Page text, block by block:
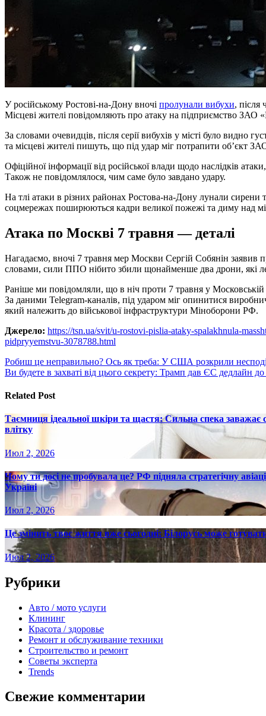
У російському Ростові-на-Дону вночі пролунали вибухи, після
Місцеві жителі повідомляють про атаку на підприємство ЗАО
За словами очевидців, після серії вибухів у місті було видно
та місцеві жителі пишуть, що під удар міг потрапити об’єкт
Офіційної інформації від російської влади щодо наслідків
Також не повідомлялося, чим саме було завдано удару.
На тлі атаки в різних районах Ростова-на-Дону лунали
соцмережах поширюються кадри великої пожежі та диму над
Атака по Москві 7 травня — деталі
Нагадаємо, вночі 7 травня мер Москви Сергій Собянін заявив
словами, сили ППО нібито збили щонайменше два дрони, які
Раніше ми повідомляли, що в ніч проти 7 травня у Московській
За даними Telegram-каналів, під ударом міг опинитися
який належить до військової інфраструктури Міноборони РФ.
Джерело: https://tsn.ua/svit/u-rostovi-pislia-ataky-spalakhnula-
pidpryyemstvu-3078788.html
Навигация
по
записям
Робиш це неправильно? Ось як треба: У США розкрили
Ви будете в захваті від цього секрету: Трамп дав ЄС дедлайн
Related Post
Таємниця ідеальної шкіри та щастя: Сильна спека
влітку
Июл 2, 2026
Чому ти досі не пробувала це? РФ підняла стратегічну
Україні
Июл 2, 2026
Це змінить твоє життя вже сьогодні: Білорусь може
Июл 2, 2026
Рубрики
Авто / мото услуги
Клининг
Красота / здоровье
Ремонт и обслуживание техники
Строительство и ремонт
Советы эксперта
Trends
Свежие комментарии